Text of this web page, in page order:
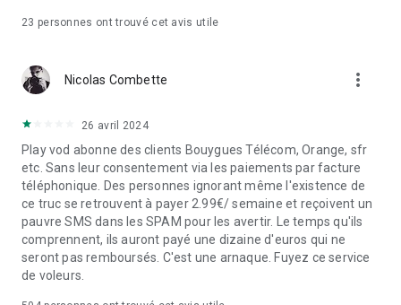
23 personnes ont trouvé cet avis utile
Nicolas Combette more_vert
26 avril 2024
Play vod abonne des clients Bouygues Télécom, Orange, sfr
etc. Sans leur consentement via les paiements par facture
téléphonique. Des personnes ignorant même l'existence de
ce truc se retrouvent à payer 2.99€/ semaine et reçoivent un
pauvre SMS dans les SPAM pour les avertir. Le temps qu'ils
comprennent, ils auront payé une dizaine d'euros qui ne
seront pas remboursés. C'est une arnaque. Fuyez ce service
de voleurs.